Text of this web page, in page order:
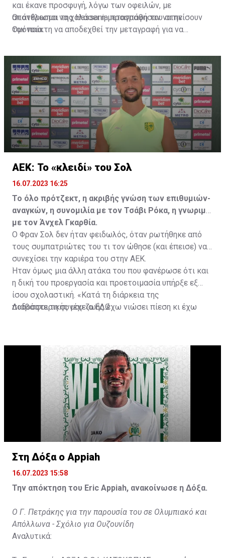
και έκανε προσφυγή, λόγω των οφειλών, με
αποτέλεσμα να χαλάσει η μεταγραφή του στην
Ομόνοια.
Οι άνθρωποι της Hassania προσπάθησαν να πείσουν
τον παίκτη να αποδεχθεί την μεταγραφή για να
μετακίνησή του, αλλά ο παίκτης αρνήθηκε και επέμεινε
να λύσει το συμβόλαιό του, ώστε να μετακομίσει
ελεύθερα σε οποιαδήποτε νέα ομάδα το τρέχον
καλοκαίρι.
ΑΕΚ: Το «κλειδί» του Σολ
16.07.2023 16:25
Το όλο πρότζεκτ, η ακριβής γνώση των επιθυμιών-
αναγκών, η συνομιλία με τον Τσάβι Ρόκα, η γνωριμία
με τον Άνχελ Γκαρθία.
Ο Φραν Σολ δεν ήταν φειδωλός, όταν ρωτήθηκε από
τους συμπατριώτες του τι τον ώθησε (και έπεισε) να
συνεχίσει την καριέρα του στην ΑΕΚ.
Ήταν όμως μια άλλη ατάκα του που φανέρωσε ότι και
η δική του προεργασία και προετοιμασία υπήρξε εξ
ίσου σχολαστική. «Κατά τη διάρκεια της
ποδοσφαιρικής μου ζωής έχω νιώσει πίεση κι έχω
31χρονος άσος.
Διαβάστε τη συνέχειαΕΔΩ
Στη Δόξα ο Appiah
16.07.2023 15:58
Την απόκτηση του Eric Appiah, ανακοίνωσε η Δόξα.
Ο Γ. Πετράκης για την παρουσία του σε Ολυμπιακό και
Απόλλωνα - Σχόλιο για Ουζουνίδη
Αναλυτικά: